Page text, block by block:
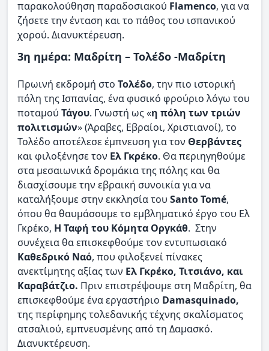
παρακολούθηση παραδοσιακού Flamenco, για να
ζήσετε την ένταση και το πάθος του ισπανικού
χορού. Διανυκτέρευση.
3η ημέρα: Μαδρίτη – Τολέδο -Μαδρίτη
Πρωινή εκδρομή στο Τολέδο, την πιο ιστορική
πόλη της Ισπανίας, ένα φυσικό φρούριο λόγω του
ποταμού Τάγου. Γνωστή ως «η πόλη των τριών
πολιτισμών» (Άραβες, Εβραίοι, Χριστιανοί), το
Τολέδο αποτέλεσε έμπνευση για τον Θερβάντες
και φιλοξένησε τον Ελ Γκρέκο. Θα περιηγηθούμε
στα μεσαιωνικά δρομάκια της πόλης και θα
διασχίσουμε την εβραική συνοικία για να
καταλήξουμε στην εκκλησία του Santo Tomé,
όπου θα θαυμάσουμε το εμβληματικό έργο του Ελ
Γκρέκο, Η Ταφή του Κόμητα Οργκάθ. Στην
συνέχεια θα επισκεφθούμε τον εντυπωσιακό
Καθεδρικό Ναό, που φιλοξενεί πίνακες
ανεκτίμητης αξίας των Ελ Γκρέκο, Τιτσιάνο, και
Καραβάτζιο. Πριν επιστρέψουμε στη Μαδρίτη, θα
επισκεφθούμε ένα εργαστήριο Damasquinado,
της περίφημης τολεδανικής τέχνης σκαλίσματος
ατσαλιού, εμπνευσμένης από τη Δαμασκό.
Διανυκτέρευση.